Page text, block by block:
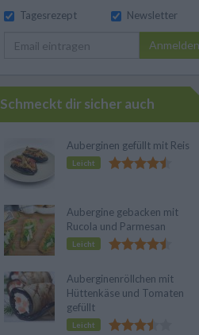
Tagesrezept
Newsletter
Anmelden
Schmeckt dir sicher auch
Auberginen gefüllt mit Reis
Leicht
Aubergine gebacken mit
Rucola und Parmesan
Leicht
Auberginenröllchen mit
Hüttenkäse und Tomaten
gefüllt
Leicht